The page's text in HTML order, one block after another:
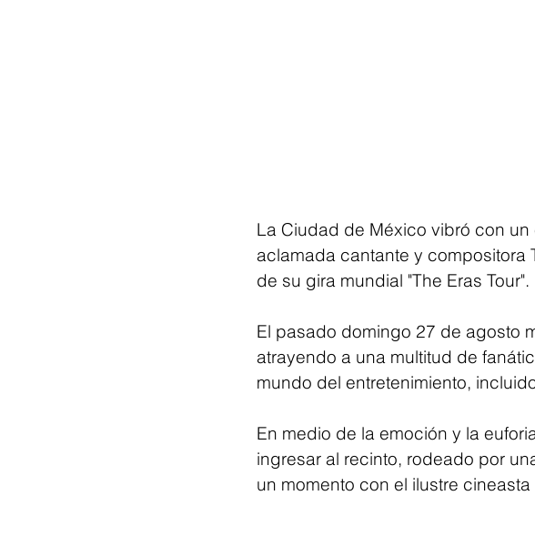
La Ciudad de México vibró con
aclamada cantante y compositora
de su gira mundial "The Eras Tour".
El pasado domingo 27 de agosto
atrayendo a una multitud de
mundo del entretenimiento,
En medio de la emoción y la
ingresar al recinto, rodeado por
un momento con el ilustre